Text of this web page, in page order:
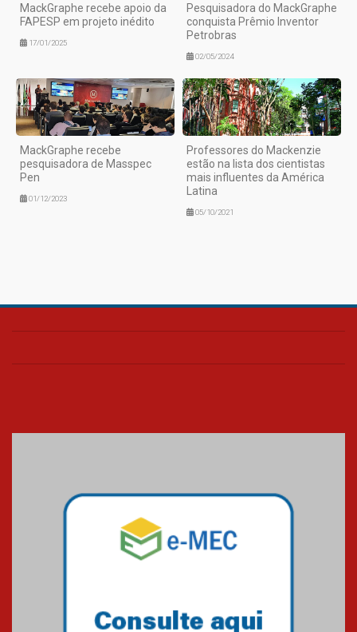
MackGraphe recebe apoio da
FAPESP em projeto inédito
17/01/2025
Pesquisadora do MackGraphe
conquista Prêmio Inventor
Petrobras
02/05/2024
MackGraphe recebe
pesquisadora de Masspec
Pen
01/12/2023
Professores do Mackenzie
estão na lista dos cientistas
mais influentes da América
Latina
05/10/2021